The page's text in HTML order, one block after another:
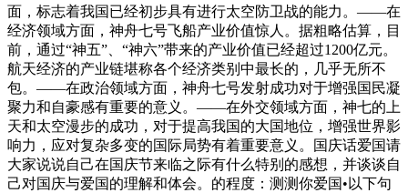
面，标志着我国已经初步具有进行太空防卫战的能力。——在
经济领域方面，神舟七号飞船产业价值惊人。据粗略估算，目
前，通过“神五”、“神六”带来的产业价值已经超过1200亿元。
航天经济的产业链堪称各个经济类别中最长的，几乎无所不
包。——在政治领域方面，神舟七号发射成功对于增强国民凝
聚力和自豪感有重要的意义。——在外交领域方面，神七的上
天和太空漫步的成功，对于提高我国的大国地位，增强世界影
响力，应对复杂多变的国际局势有着重要意义。国庆话爱国请
大家说说自己在国庆节来临之际有什么特别的感想，并谈谈自
己对国庆与爱国的理解和体会。的程度：测测你爱国•以下句